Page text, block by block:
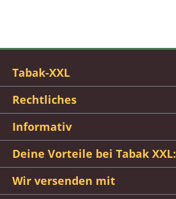
Tabak-XXL
Rechtliches
Informativ
Deine Vorteile bei Tabak XXL:
Wir versenden mit